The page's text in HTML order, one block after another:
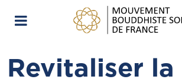
Revitaliser la